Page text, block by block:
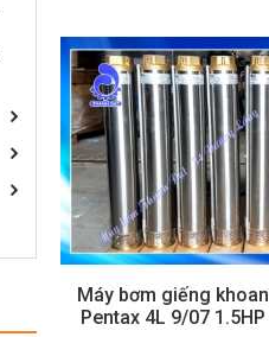
Máy bơm giếng khoan
Pentax 4L 9/07 1.5HP